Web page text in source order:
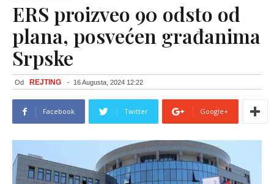
ERS proizveo 90 odsto od
plana, posvećen građanima
Srpske
Od REJTING - 16 Augusta, 2024 12:22
Facebook Twitter Google+